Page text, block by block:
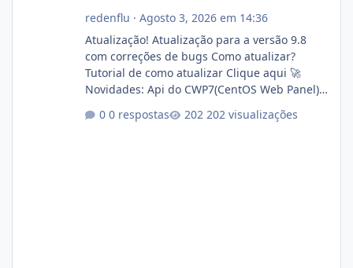
redenflu · Agosto 3, 2026 em 14:36
Atualização! Atualização para a versão 9.8
com correções de bugs Como atualizar?
Tutorial de como atualizar Clique aqui 🚀
Novidades: Api do CWP7(CentOS Web Panel)
autorizado a usasr o isistem:
0 respostas 202 visualizações